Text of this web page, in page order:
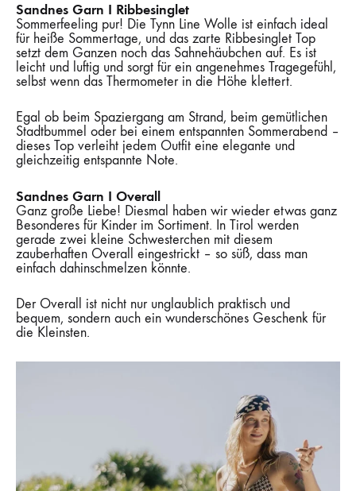
Sandnes Garn I Ribbesinglet
Sommerfeeling pur! Die Tynn Line Wolle ist einfach ideal
für heiße Sommertage, und das zarte Ribbesinglet Top
setzt dem Ganzen noch das Sahnehäubchen auf. Es ist
leicht und luftig und sorgt für ein angenehmes Tragegefühl,
selbst wenn das Thermometer in die Höhe klettert.
Egal ob beim Spaziergang am Strand, beim gemütlichen
Stadtbummel oder bei einem entspannten Sommerabend –
dieses Top verleiht jedem Outfit eine elegante und
gleichzeitig entspannte Note.
Sandnes Garn I Overall
Ganz große Liebe! Diesmal haben wir wieder etwas ganz
Besonderes für Kinder im Sortiment. In Tirol werden
gerade zwei kleine Schwesterchen mit diesem
zauberhaften Overall eingestrickt – so süß, dass man
einfach dahinschmelzen könnte.
Der Overall ist nicht nur unglaublich praktisch und
bequem, sondern auch ein wunderschönes Geschenk für
die Kleinsten.